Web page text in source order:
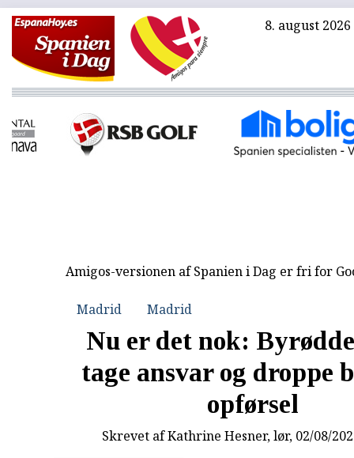
8. august 2026
Amigos-versionen af Spanien i Dag er fri for
Madrid Madrid
Nu er det nok:
tage ansvar og droppe
opførsel
Skrevet afKathrine Hesner, lør, 02/08/